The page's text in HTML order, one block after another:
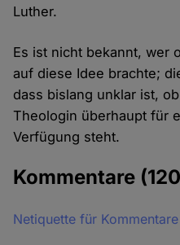
Luther.
Es ist nicht bekannt, wer
auf diese Idee brachte;
dass bislang unklar ist,
Theologin überhaupt für
Verfügung steht.
Kommentare
Netiquette für Kommentare